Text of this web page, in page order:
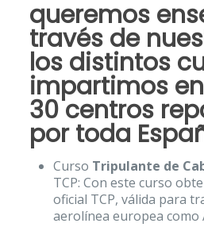
queremos
través de
los distintos
impartimos en
30 centros
por toda
Curso Tripulante de
TCP: Con este curso
oficial TCP, válida para
aerolínea europea como